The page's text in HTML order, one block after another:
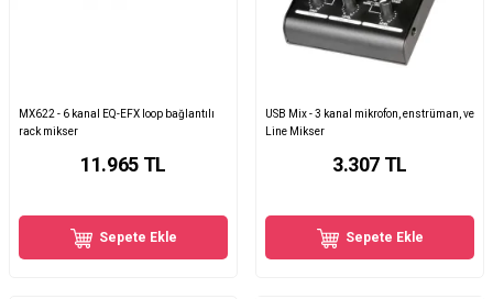
MX622 - 6 kanal EQ-EFX loop bağlantılı
rack mikser
11.965TL
Sepete Ekle
USB Mix - 3 kanal mikrofon, enstrüman, ve
Line Mikser
3.307 TL
Sepete Ekle